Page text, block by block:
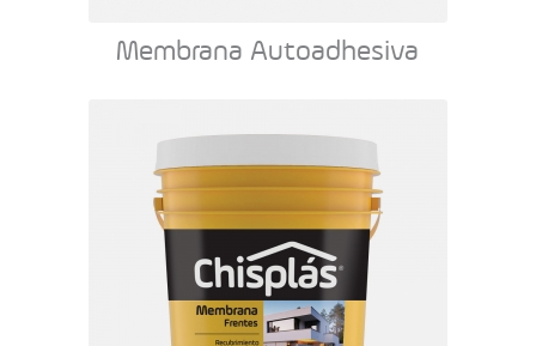
Membrana Autoadhesiva